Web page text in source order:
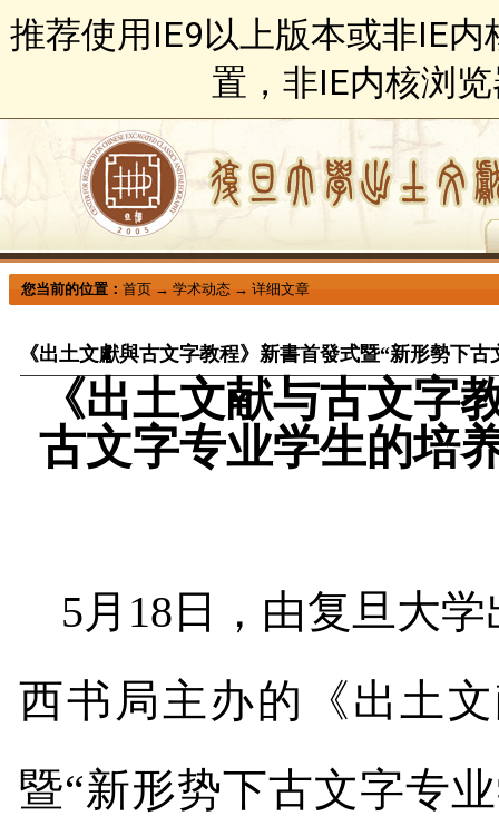
推荐使用IE9以上版本或非IE
置，非IE内核浏
您当前的位置：首页 →学术动态 →详细文章
《出土文獻與古文字教程》新書首發式暨“新形勢下
《出土文献与古文字
古文字专业学生的培
5月 18 日，由复旦大
西书局主办的《出土
暨“新形势下古文字专